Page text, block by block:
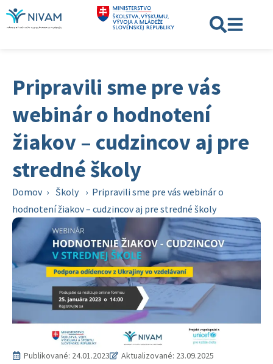
Pripravili sme pre vás
webinár o hodnotení
žiakov – cudzincov aj pre
stredné školy
Domov › Školy › Pripravili sme pre vás webinár o
hodnotení žiakov – cudzincov aj pre stredné školy
Publikované: 24.01.2023
Aktualizované: 23.09.2025